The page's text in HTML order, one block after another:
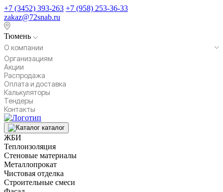
+7 (3452) 393-263 +7 (958) 253-36-33
zakaz@72snab.ru
Тюмень
О компании
Организациям
Акции
Распродажа
Оплата и доставка
Калькуляторы
Тендеры
Контакты
каталог
ЖБИ
Теплоизоляция
Стеновые материалы
Металлопрокат
Чистовая отделка
Строительные смеси